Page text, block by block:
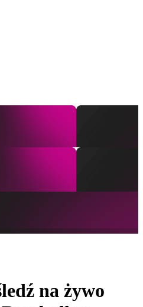
na żywo